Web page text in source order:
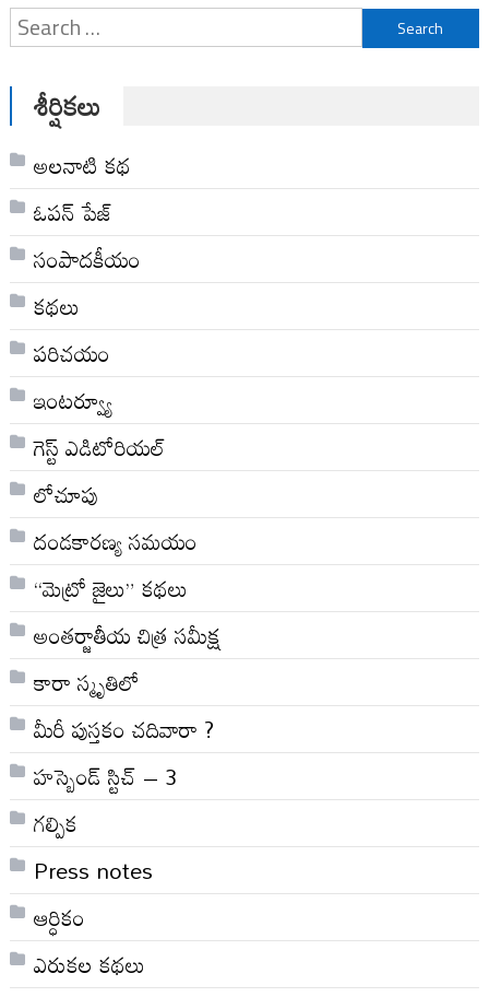
Search
for:
శీర్షికలు
అల‌నాటి క‌థ‌
ఓపన్ పేజ్
సంపాదకీయం
కథలు
పరిచయం
ఇంటర్వ్యూ
గెస్ట్ ఎడిటోరియల్
లోచూపు
దండకారణ్య సమయం
“మెట్రో జైలు” కథలు
అంతర్జాతీయ చిత్ర సమీక్ష
కారా స్మృతిలో
మీరీ పుస్తకం చదివారా ?
హస్బెండ్ స్టిచ్ – 3
గల్పిక
Press notes
ఆర్ధికం
ఎరుకల కథలు